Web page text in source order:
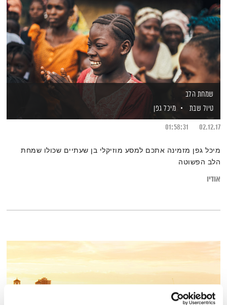
שמחת הלב
טיול שבת
מיכל גפן
02.12.17
01:58:31
מיכל גפן מזמינה אתכם למסע מוזיקלי בן שעתיים שכולו שמחת
הלב הפשוטה
אודיו